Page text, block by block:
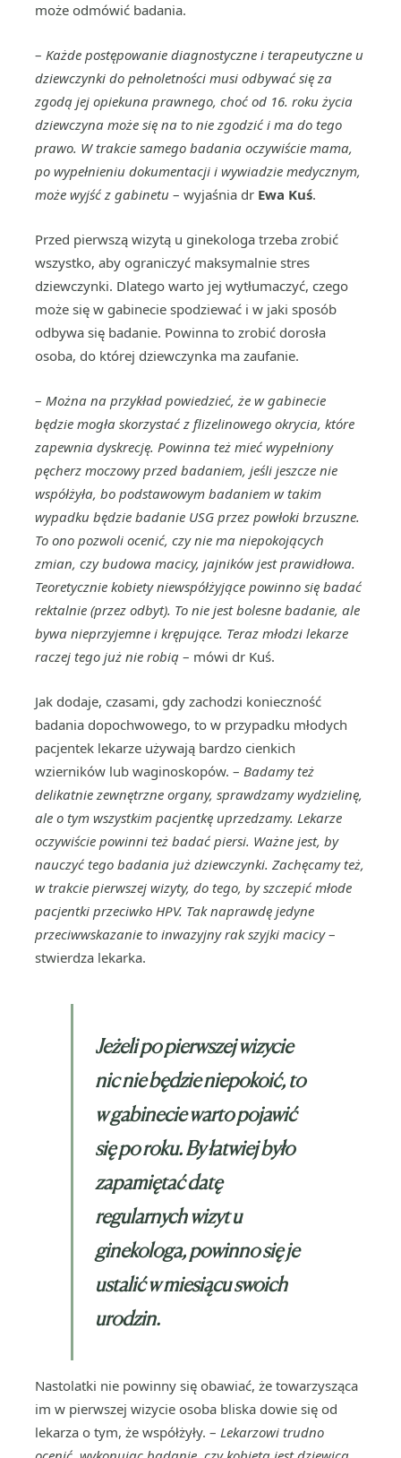
może odmówić badania.
– Każde postępowanie diagnostyczne i terapeutyczne u
dziewczynki do pełnoletności musi odbywać się za
zgodą jej opiekuna prawnego, choć od 16. roku życia
dziewczyna może się na to nie zgodzić i ma do tego
prawo. W trakcie samego badania oczywiście mama,
po wypełnieniu dokumentacji i wywiadzie medycznym,
może wyjść z gabinetu – wyjaśnia dr Ewa Kuś.
Przed pierwszą wizytą u ginekologa trzeba zrobić
wszystko, aby ograniczyć maksymalnie stres
dziewczynki. Dlatego warto jej wytłumaczyć, czego
może się w gabinecie spodziewać i w jaki sposób
odbywa się badanie. Powinna to zrobić dorosła
osoba, do której dziewczynka ma zaufanie.
– Można na przykład powiedzieć, że w gabinecie
będzie mogła skorzystać z flizelinowego okrycia, które
zapewnia dyskrecję. Powinna też mieć wypełniony
pęcherz moczowy przed badaniem, jeśli jeszcze nie
współżyła, bo podstawowym badaniem w takim
wypadku będzie badanie USG przez powłoki brzuszne.
To ono pozwoli ocenić, czy nie ma niepokojących
zmian, czy budowa macicy, jajników jest prawidłowa.
Teoretycznie kobiety niewspółżyjące powinno się badać
rektalnie (przez odbyt). To nie jest bolesne badanie, ale
bywa nieprzyjemne i krępujące. Teraz młodzi lekarze
raczej tego już nie robią – mówi dr Kuś.
Jak dodaje, czasami, gdy zachodzi konieczność
badania dopochwowego, to w przypadku młodych
pacjentek lekarze używają bardzo cienkich
wzierników lub waginoskopów. – Badamy też
delikatnie zewnętrzne organy, sprawdzamy wydzielinę,
ale o tym wszystkim pacjentkę uprzedzamy. Lekarze
oczywiście powinni też badać piersi. Ważne jest, by
nauczyć tego badania już dziewczynki. Zachęcamy też,
w trakcie pierwszej wizyty, do tego, by szczepić młode
pacjentki przeciwko HPV. Tak naprawdę jedyne
przeciwwskazanie to inwazyjny rak szyjki macicy–
stwierdza lekarka.
Jeżeli po pierwszej wizycie
nic nie będzie niepokoić, to
w gabinecie warto pojawić
się po roku. By łatwiej było
zapamiętać datę
regularnych wizyt u
ginekologa, powinno się je
ustalić w miesiącu swoich
urodzin.
Nastolatki nie powinny się obawiać, że towarzysząca
im w pierwszej wizycie osoba bliska dowie się od
lekarza o tym, że współżyły. – Lekarzowi trudno